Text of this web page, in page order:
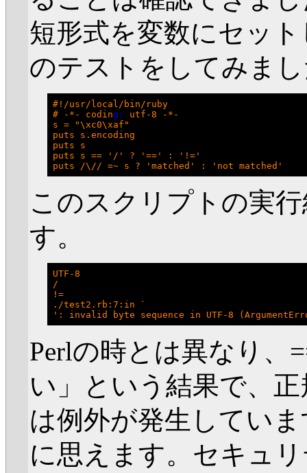
短形式を変数にセッ
のテストをしてみま
#!/usr/local/bin/ruby
# -*- coding:
utf-8 -*-
s = "\xc0\xaf"
puts s.encoding
puts s
puts s == '/' ? '==' : '!='
このスクリプトの実
す。
UTF-8
/
!=
./test2.rb:7:in `
Perlの時とは異なり、
い」という結果で、
は例外が発生してい
に思えます。セキュ